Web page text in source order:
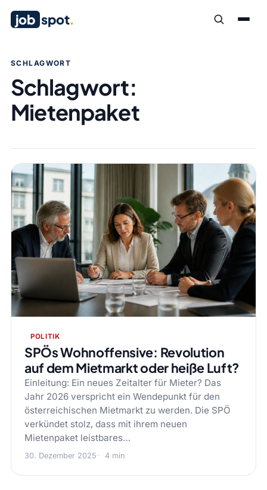
job spot.
SCHLAGWORT
Schlagwort:
Mietenpaket
POLITIK
SPÖs Wohnoffensive: Revolution
auf dem Mietmarkt oder heiße Luft?
Einleitung: Ein neues Zeitalter für Mieter? Das
Jahr 2026 verspricht ein Wendepunkt für den
österreichischen Mietmarkt zu werden. Die SPÖ
verkündet stolz, dass mit ihrem neuen
Mietenpaket leistbares…
30. Dezember 2025 4 min